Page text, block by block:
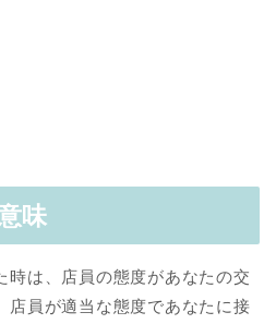
味
時は、店員の態度があなたの交
店員が適当な態度であなたに接